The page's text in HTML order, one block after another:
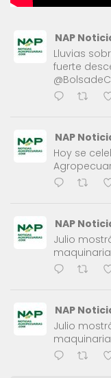
NAP
Lluvias
fuerte
NAP
Hoy se
NAP
Julio
NAP
Julio